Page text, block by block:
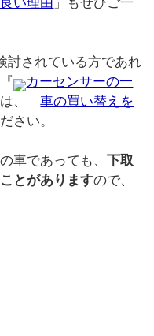
討されている方であれ
カーセンサーの一
、「車の買い替えを
さい。
車であっても、下取
とがありますので、